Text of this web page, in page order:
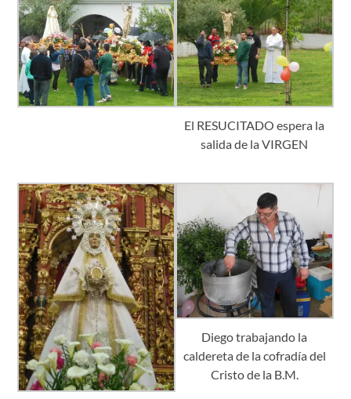
El RESUCITADO espera la
salida de la VIRGEN
Diego trabajando la
caldereta de la cofradía del
Cristo de la B.M.